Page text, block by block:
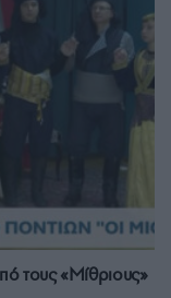
τους «Μίθριους»